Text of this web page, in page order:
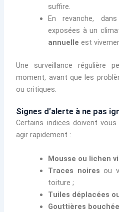
suffire.
En revanche,
exposées à un
annuelle est
Une surveillance régulière
moment, avant que les
ou critiques.
Signes d’alerte à ne pas
Certains indices doivent
agir rapidement :
Mousse ou lichen
Traces noires ou
toiture ;
Tuiles déplacées
Gouttières